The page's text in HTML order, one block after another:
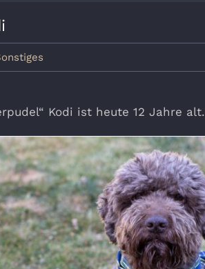
Kodi ist heute 12 Jahre alt.